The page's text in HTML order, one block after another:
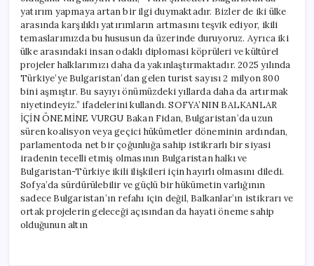
yatırım yapmaya artan bir ilgi duymaktadır. Bizler de iki ülke
arasında karşılıklı yatırımların artmasını teşvik ediyor, ikili
temaslarımızda bu hususun da üzerinde duruyoruz. Ayrıca iki
ülke arasındaki insan odaklı diplomasi köprüleri ve kültürel
projeler halklarımızı daha da yakınlaştırmaktadır. 2025 yılında
Türkiye’ye Bulgaristan’dan gelen turist sayısı 2 milyon 800
bini aşmıştır. Bu sayıyı önümüzdeki yıllarda daha da artırmak
niyetindeyiz.” ifadelerini kullandı. SOFYA’NIN BALKANLAR
İÇİN ÖNEMİNE VURGU Bakan Fidan, Bulgaristan’da uzun
süren koalisyon veya geçici hükümetler döneminin ardından,
parlamentoda net bir çoğunluğa sahip istikrarlı bir siyasi
iradenin tecelli etmiş olmasının Bulgaristan halkı ve
Bulgaristan-Türkiye ikili ilişkileri için hayırlı olmasını diledi.
Sofya’da sürdürülebilir ve güçlü bir hükümetin varlığının
sadece Bulgaristan’ın refahı için değil, Balkanlar’ın istikrarı ve
ortak projelerin geleceği açısından da hayati öneme sahip
olduğunun altın